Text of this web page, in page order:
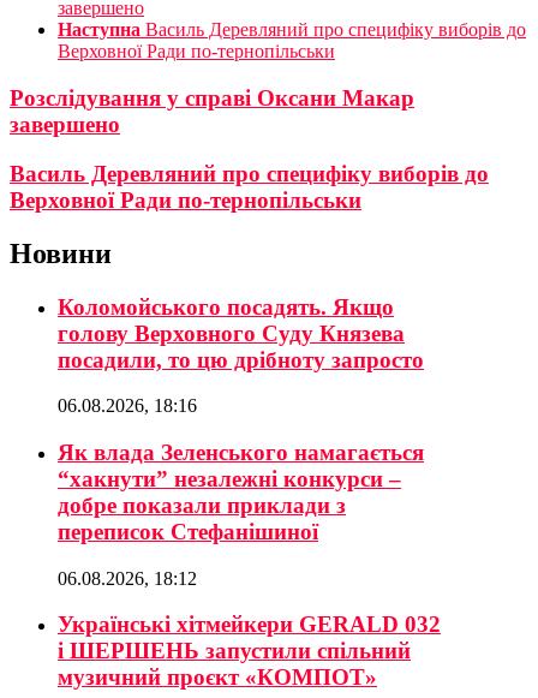
завершено
Наступна Василь Деревляний про специфіку виборів до
Верховної Ради по-тернопільськи
Розслідування у справі Оксани Макар
завершено
Василь Деревляний про специфіку виборів до
Верховної Ради по-тернопільськи
Новини
Коломойського посадять. Якщо
голову Верховного Суду Князева
посадили, то цю дрібноту запросто
06.08.2026, 18:16
Як влада Зеленського намагається
“хакнути” незалежні конкурси –
добре показали приклади з
переписок Стефанішиної
06.08.2026, 18:12
Українські хітмейкери GERALD 032
і ШЕРШЕНЬ запустили спільний
музичний проєкт «КОМПОТ»